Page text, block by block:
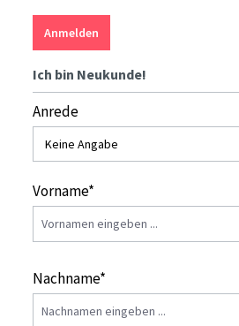
Anmelden
Ich bin Neukunde!
Persönliche Informationen
Anrede
Vorname*
Nachname*